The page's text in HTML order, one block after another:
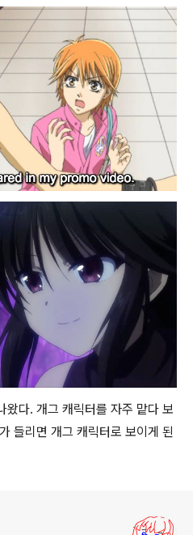
왔다. 개그 캐릭터를 자주 맡다 보
들리면 개그 캐릭터로 보이게 된